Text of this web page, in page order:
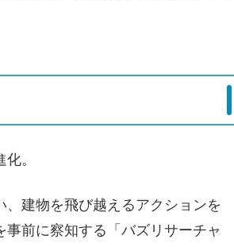
。
建物を飛び越えるアクションを
前に察知する「バズリサーチャ